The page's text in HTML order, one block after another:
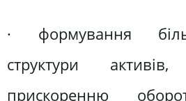
· формування
структури
прискоренню